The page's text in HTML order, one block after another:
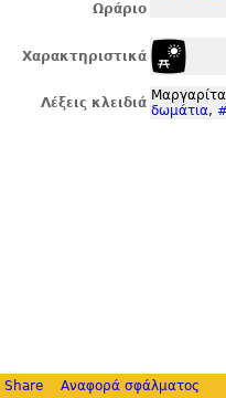
Ωράριο
Χαρακτηριστικά
Λέξεις κλειδιά δωμάτια,
Share Αναφορά σφάλματος